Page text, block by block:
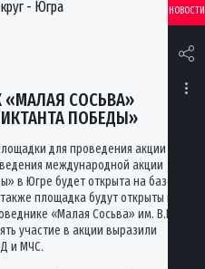
- Югра НОВОСТИ
СОСЬВА»
ПОБЕДЫ»
для проведения акции
международной акции
в Югре будет открыта на базе
площадка будут открыты в
«Малая Сосьва» им. В.В.
участие в акции выразили
и МЧС.